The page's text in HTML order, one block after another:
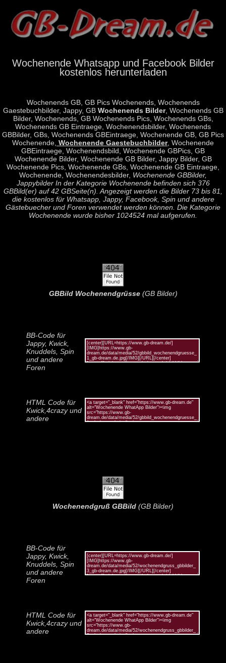
Wochenende Whatsapp und Facebook Bilder
kostenlos herunterladen
Wochenends GB, GB Pics Wochenends, Wochenends
Gaestebuchbilder, Jappy, GB Wochenends Bilder, Wochenends GB
Bilder, Wochenends, GB Wochenends Pics, Wochenends GBs,
Wochenends GB Eintraege, Wochenendsbilder, Wochenends
GBBilder, GBs, Wochenends GBEintraege, Wochenende GB, GB Pics
Wochenende, Wochenende Gaestebuchbilder, Wochenende
GBEintraege, Wochenendsbild, Wochenende GBPics, GB
Wochenende Bilder, Wochenende GB Bilder, Jappy Bilder, GB
Wochenende Pics, Wochenende GBs, Wochenende GB Eintraege,
Wochenende, Wochenendesbilder, Wochenende GBBilder,
Jappybilder In der Kategorie Wochenende befinden sich 376
GBBild(er) auf 42 GBSeite(n). Angezeigt werden die Bilder 73 bis 81,
die kostenlos für Whatsapp, Jappy, Facebook, Spin und andere
Gästebuecher und Foren verwendet werden können. Die Kategorie
Wochenende wurde bisher 1024524 mal aufgerufen.
GBBild Wochenendgrüsse(GB Bilder)
BB-Code für
Jappy, Kwick,
Knuddels, Spin
und andere
Foren
HTML Code für
Kwick,4crazy und
andere
Wochenendgruß GBBild (GB Bilder)
BB-Code für
Jappy, Kwick,
Knuddels, Spin
und andere
Foren
HTML Code für
Kwick,4crazy und
andere